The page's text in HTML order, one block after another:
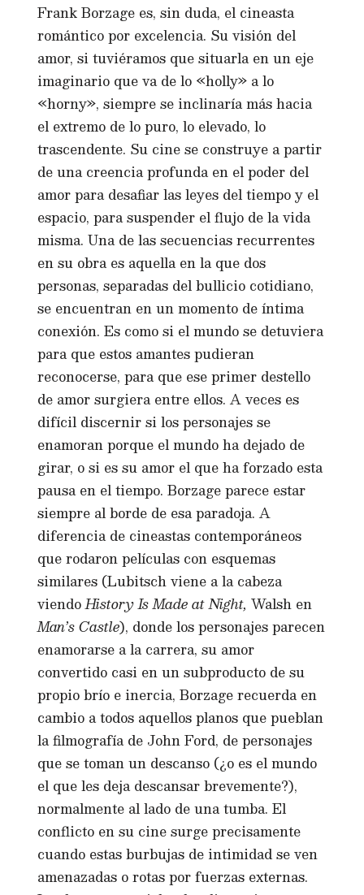
Frank Borzage es, sin duda, el cineasta
romántico por excelencia. Su visión del
amor, si tuviéramos que situarla en un eje
imaginario que va de lo «holly» a lo
«horny», siempre se inclinaría más hacia
el extremo de lo puro, lo elevado, lo
trascendente. Su cine se construye a partir
de una creencia profunda en el poder del
amor para desafiar las leyes del tiempo y el
espacio, para suspender el flujo de la vida
misma. Una de las secuencias recurrentes
en su obra es aquella en la que dos
personas, separadas del bullicio cotidiano,
se encuentran en un momento de íntima
conexión. Es como si el mundo se detuviera
para que estos amantes pudieran
reconocerse, para que ese primer destello
de amor surgiera entre ellos. A veces es
difícil discernir si los personajes se
enamoran porque el mundo ha dejado de
girar, o si es su amor el que ha forzado esta
pausa en el tiempo. Borzage parece estar
siempre al borde de esa paradoja. A
diferencia de cineastas contemporáneos
que rodaron películas con esquemas
similares (Lubitsch viene a la cabeza
viendoHistory Is Made at Night,Walsh en
Man’s Castle), donde los personajes parecen
enamorarse a la carrera, su amor
convertido casi en un subproducto de su
propio brío e inercia, Borzage recuerda en
cambio a todos aquellos planos que pueblan
la filmografía de John Ford, de personajes
que se toman un descanso (¿o es el mundo
el que les deja descansar brevemente?),
normalmente al lado de una tumba. El
conflicto en su cine surge precisamente
cuando estas burbujas de intimidad se ven
amenazadas o rotas por fuerzas externas.